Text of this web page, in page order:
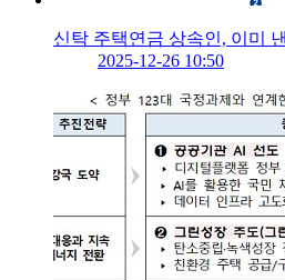
신탁 주택연금 상속인, 이미
2025-12-26 10:50